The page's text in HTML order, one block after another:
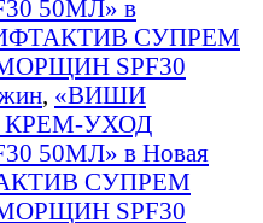
50МЛ» в
СУПРЕМ
SPF30
, «ВИШИ
УХОД
50МЛ» в Новая
СУПРЕМ
SPF30